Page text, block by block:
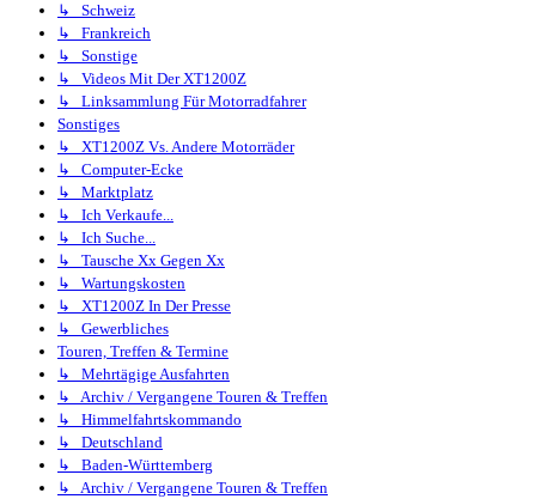
↳ Schweiz
↳ Frankreich
↳ Sonstige
↳ Videos Mit Der XT1200Z
↳ Linksammlung Für Motorradfahrer
Sonstiges
↳ XT1200Z Vs. Andere Motorräder
↳ Computer-Ecke
↳ Marktplatz
↳ Ich Verkaufe...
↳ Ich Suche...
↳ Tausche Xx Gegen Xx
↳ Wartungskosten
↳ XT1200Z In Der Presse
↳ Gewerbliches
Touren, Treffen & Termine
↳ Mehrtägige Ausfahrten
↳ Archiv / Vergangene Touren & Treffen
↳ Himmelfahrtskommando
↳ Deutschland
↳ Baden-Württemberg
↳ Archiv / Vergangene Touren & Treffen